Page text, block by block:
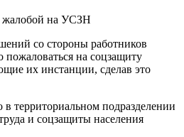
со стороны работников
на соцзащиту
их инстанции, сделав это
в территориальном подразделении
и соцзащиты населения